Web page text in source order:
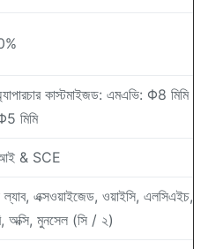
কাস্টমাইজড: এমএভি: Φ8
মিমি
& SCE
এক্সওয়াইজেড, ওয়াইসি,
অক্সি, মুনসেল (সি / ২)